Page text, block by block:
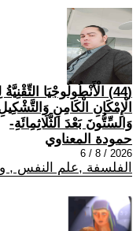
(44) الْأَنْطُولُوجْيَا
الْإِمْكَانِ الْكَامِنِ
وَالسِّتُّونَ بَعْدَ الثَّلَاثِمِائَةِ-
حمودة المعناوي
2026 / 8 / 6
الفلسفة ,علم النفس ,